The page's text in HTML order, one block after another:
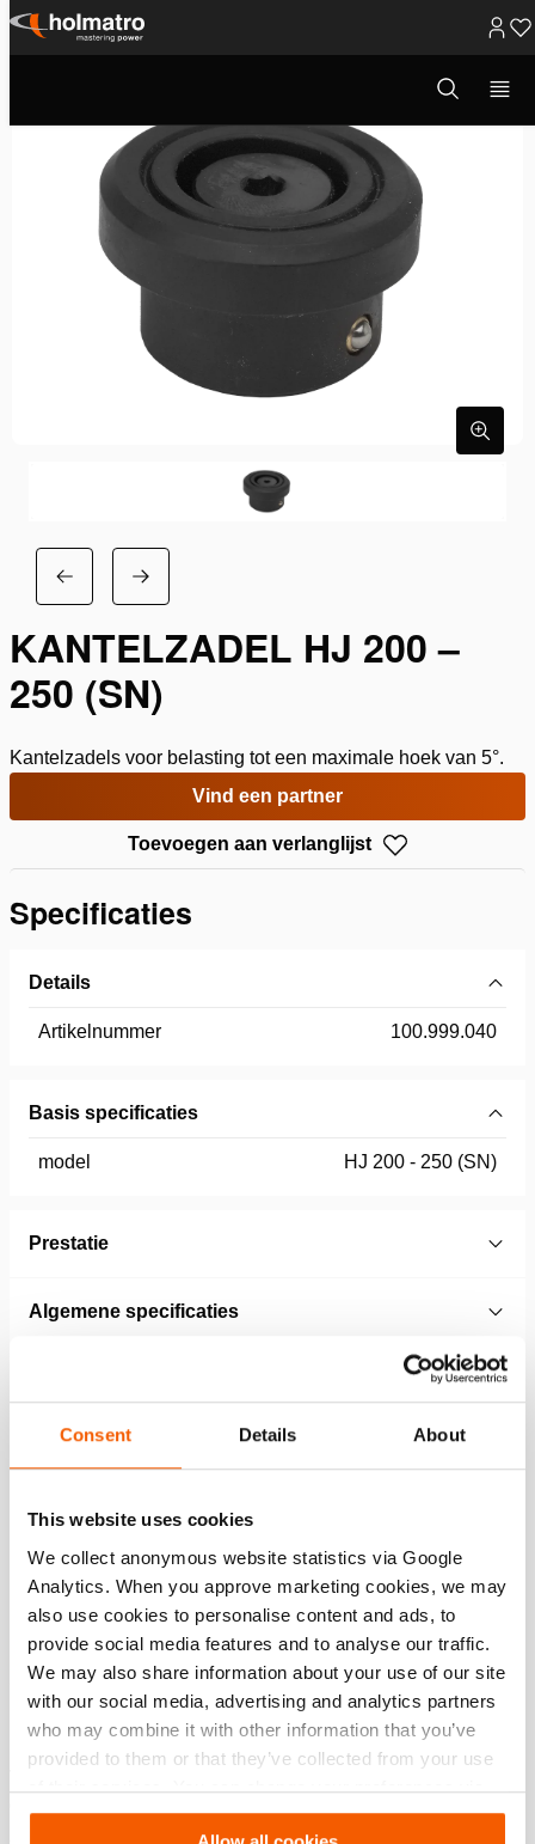
Consent Details About
This website uses cookies
We collect anonymous website statistics via Google
Analytics. When you approve marketing cookies, we may
also use cookies to personalise content and ads, to
provide social media features and to analyse our traffic.
We may also share information about your use of our site
with our social media, advertising and analytics partners
who may combine it with other information that you’ve
provided to them or that they’ve collected from your use
of their services. You can change your preferences via
Settings. See ourcookiestatement.
Ga
Open
zoekvenster
KANTELZADEL HJ 200 –
250 (SN)
Kantelzadels voor belasting tot een maximale hoek van 5°.
Vind een partner
Toevoegen aan verlanglijst
Specificaties
Details
Artikelnummer 100.999.040
Basis specificaties
model HJ 200 - 250 (SN)
Prestatie
Algemene specificaties
Technical Drawing
Tilting Saddle
JPG 307.0 KB
Download
Functies